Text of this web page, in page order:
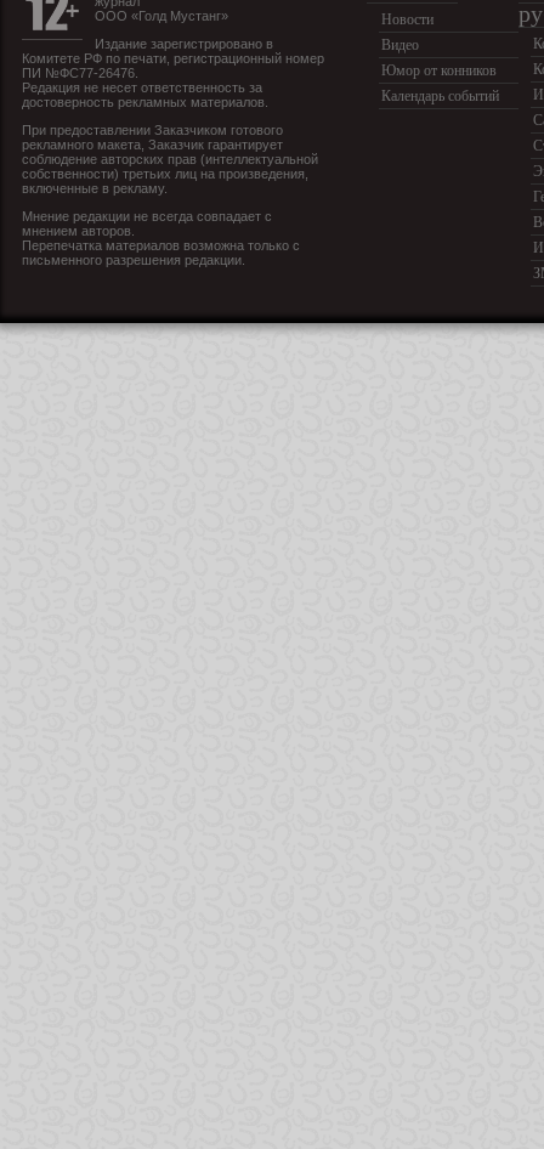
ООО «Голд Мустанг»
Издание зарегистрировано в
Комитете РФ по печати, регистрационный номер
ПИ №ФС77-26476.
Редакция не несет ответственность за
достоверность рекламных материалов.
При предоставлении Заказчиком готового
рекламного макета, Заказчик гарантирует
соблюдение авторских прав (интеллектуальной
собственности) третьих лиц на произведения,
включенные в рекламу.
Мнение редакции не всегда совпадает с
мнением авторов.
Перепечатка материалов возможна только с
письменного разрешения редакции.
Новости
Видео
Юмор от конников
Календарь событий